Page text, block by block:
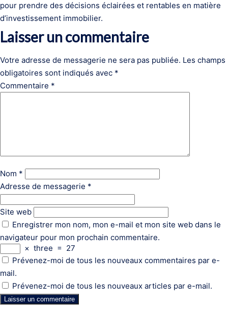
pour prendre des décisions éclairées et rentables en matière
d’investissement immobilier.
Laisser un commentaire
Votre adresse de messagerie ne sera pas publiée. Les champs
obligatoires sont indiqués avec *
Commentaire *
Nom *
Adresse de messagerie *
Site web
Enregistrer mon nom, mon e-mail et mon site web dans le
navigateur pour mon prochain commentaire.
× three = 27
Prévenez-moi de tous les nouveaux commentaires par e-
mail.
Prévenez-moi de tous les nouveaux articles par e-mail.